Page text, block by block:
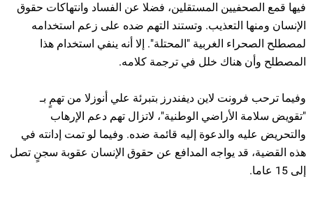
فيها قمع الصحفيين المستقلين، فضلا عن الفساد وانتهاكات حقوق
الإنسان ومنها التعذيب. وتستند التهم ضده على زعم استخدامه
لمصطلح الصحراء الغربية "المحتلة". إلا أنه ينفي استخدام هذا
المصطلح وأن هناك خلل في ترجمة كلامه.
وفيما ترحب فرونت لاين ديفندرز بتبرئة علي أنوزلا من تهمٍ بـ
"تقويض سلامة الأراضي الوطنية"، لاتزال تهم دعم الإرهاب
والتحريض عليه والدعوة إليه قائمة ضده. وفيما لو تمت إدانته في
هذه القضية، قد يواجه المدافع عن حقوق الإنسان عقوبة سجنٍ تصل
إلى 15 عاما.